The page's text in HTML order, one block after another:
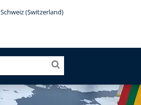
Schweiz (Switzerland)